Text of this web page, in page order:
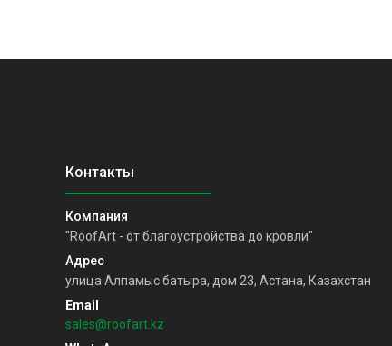
"RoofArt - от благоустройства до кровли"
улица Алпамыс батыра, дом 23, Астана, Казахстан
sales@roofart.kz